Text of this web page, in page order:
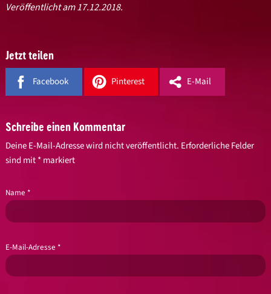
Veröffentlicht am 17.12.2018.
Jetzt teilen
Facebook Pinterest E-Mail
Schreibe einen Kommentar
Deine E-Mail-Adresse wird nicht veröffentlicht. Erforderliche Felder
sind mit*markiert
Name *
E-Mail-Adresse *